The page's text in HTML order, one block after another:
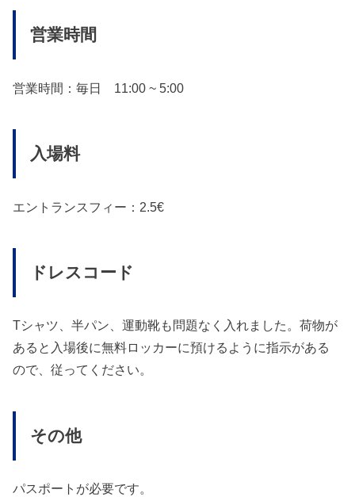
営業時間
営業時間：毎日 11:00 ~ 5:00
入場料
エントランスフィー：2.5€
ドレスコード
Tシャツ、半パン、運動靴も問題なく入れました。荷物が
あると入場後に無料ロッカーに預けるように指示がある
ので、従ってください。
その他
パスポートが必要です。